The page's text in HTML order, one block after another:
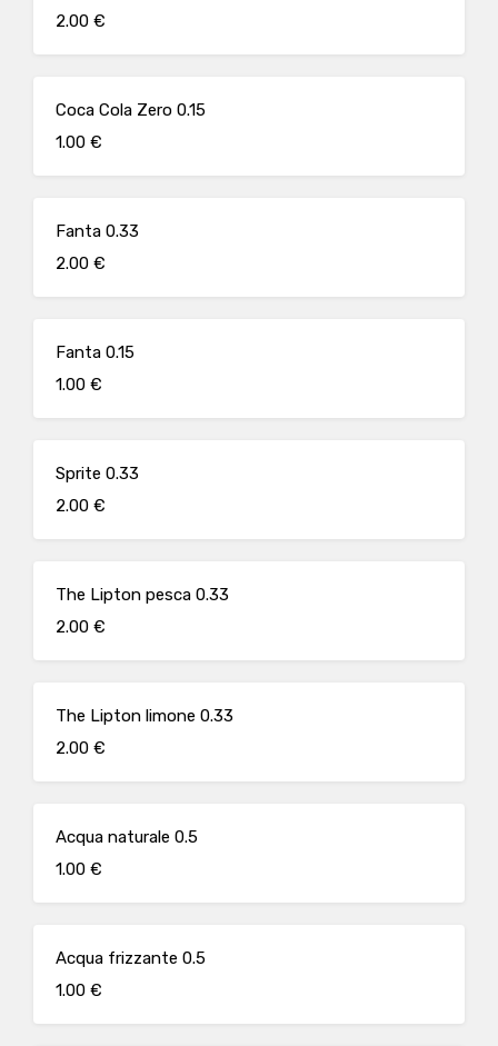
2.00 €
Coca Cola Zero 0.15
1.00 €
Fanta 0.33
2.00 €
Fanta 0.15
1.00 €
Sprite 0.33
2.00 €
The Lipton pesca 0.33
2.00 €
The Lipton limone 0.33
2.00 €
Acqua naturale 0.5
1.00 €
Acqua frizzante 0.5
1.00 €